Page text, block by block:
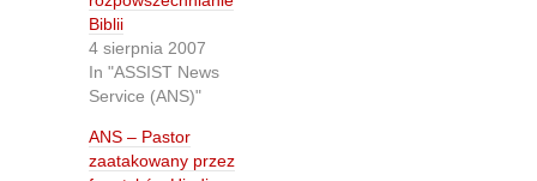
t
e
r
(
O
p
n
s
i
e
o
o
k
(
O
s
Biblii
4 sierpnia 2007
In "ASSIST News
Service (ANS)"
ANS – Pastor
zaatakowany przez